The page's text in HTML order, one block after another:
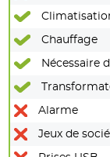
Chauffage
Nécessaire
Alarme
Jeux de